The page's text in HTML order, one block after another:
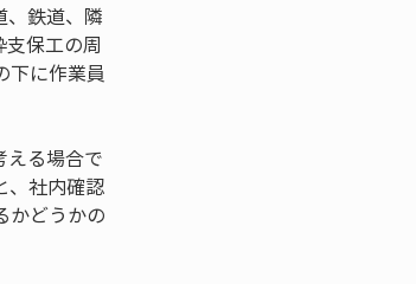
、鉄道、隣
保工の周
下に作業員
える場合で
、社内確認
かどうかの